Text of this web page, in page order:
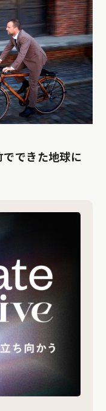
できた地球に